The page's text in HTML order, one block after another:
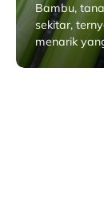
Bambu,
sekitar,
menarik